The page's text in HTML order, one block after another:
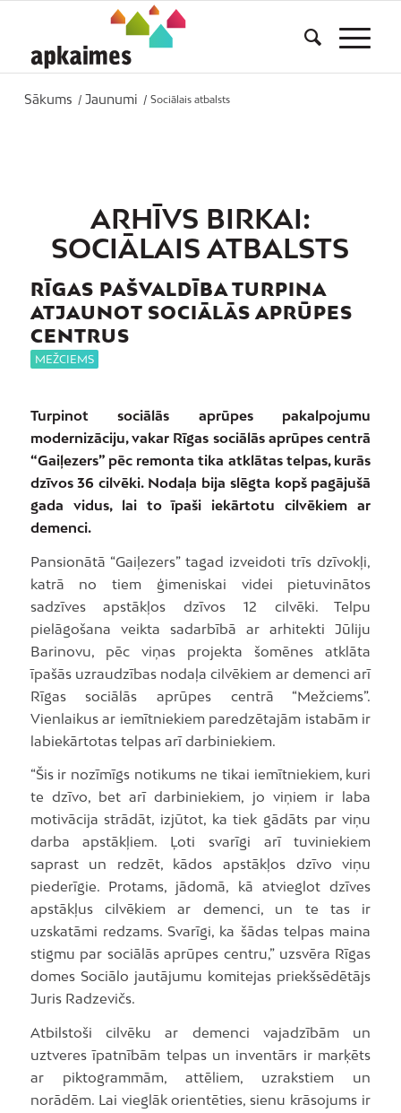
Sākums / Jaunumi / Sociālais atbalsts
ARHĪVS BIRKAI:
SOCIĀLAIS ATBALSTS
RĪGAS PAŠVALDĪBA TURPINA
ATJAUNOT SOCIĀLĀS APRŪPES
CENTRUS
MEŽCIEMS
Turpinot sociālās aprūpes pakalpojumu
modernizāciju, vakar Rīgas sociālās aprūpes centrā
“Gaiļezers” pēc remonta tika atklātas telpas, kurās
dzīvos 36 cilvēki. Nodaļa bija slēgta kopš pagājušā
gada vidus, lai to īpaši iekārtotu cilvēkiem ar
demenci.
Pansionātā “Gaiļezers” tagad izveidoti trīs dzīvokļi,
katrā no tiem ģimeniskai videi pietuvinātos
sadzīves apstākļos dzīvos 12 cilvēki. Telpu
pielāgošana veikta sadarbībā ar arhitekti Jūliju
Barinovu, pēc viņas projekta šomēnes atklāta
īpašās uzraudzības nodaļa cilvēkiem ar demenci arī
Rīgas sociālās aprūpes centrā “Mežciems”.
Vienlaikus ar iemītniekiem paredzētajām istabām ir
labiekārtotas telpas arī darbiniekiem.
“Šis ir nozīmīgs notikums ne tikai iemītniekiem, kuri
te dzīvo, bet arī darbiniekiem, jo viņiem ir laba
motivācija strādāt, izjūtot, ka tiek gādāts par viņu
darba apstākļiem. Ļoti svarīgi arī tuviniekiem
saprast un redzēt, kādos apstākļos dzīvo viņu
piederīgie. Protams, jādomā, kā atvieglot dzīves
apstākļus cilvēkiem ar demenci, un te tas ir
uzskatāmi redzams. Svarīgi, ka šādas telpas maina
stigmu par sociālās aprūpes centru,” uzsvēra Rīgas
domes Sociālo jautājumu komitejas priekšsēdētājs
Juris Radzevičs.
Atbilstoši cilvēku ar demenci vajadzībām un
uztveres īpatnībām telpas un inventārs ir marķēts
ar piktogrammām, attēliem, uzrakstiem un
norādēm. Lai vieglāk orientēties, sienu krāsojums ir